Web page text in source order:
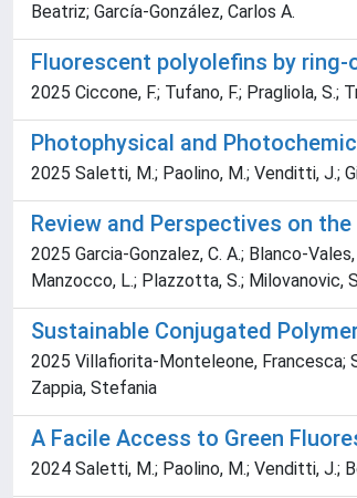
Beatriz; García-González, Carlos A.
Fluorescent polyolefins by
2025 Ciccone, F.; Tufano, F.; Pragliola, S.;
Photophysical and
2025 Saletti, M.; Paolino, M.; Venditti, J.;
Review and Perspectives on
2025 Garcia-Gonzalez, C. A.; Blanco-
Manzocco, L.; Plazzotta, S.; Milovanovic,
Sustainable Conjugated
2025 Villafiorita-Monteleone, Francesca;
Zappia, Stefania
A Facile Access to Green
2024 Saletti, M.; Paolino, M.; Venditti, J.;